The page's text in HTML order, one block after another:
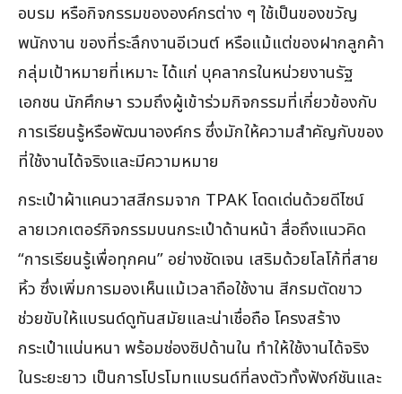
อบรม หรือกิจกรรมขององค์กรต่าง ๆ ใช้เป็นของขวัญ
พนักงาน ของที่ระลึกงานอีเวนต์ หรือแม้แต่ของฝากลูกค้า
กลุ่มเป้าหมายที่เหมาะ ได้แก่ บุคลากรในหน่วยงานรัฐ
เอกชน นักศึกษา รวมถึงผู้เข้าร่วมกิจกรรมที่เกี่ยวข้องกับ
การเรียนรู้หรือพัฒนาองค์กร ซึ่งมักให้ความสำคัญกับของ
ที่ใช้งานได้จริงและมีความหมาย
กระเป๋าผ้าแคนวาสสีกรมจาก TPAK โดดเด่นด้วยดีไซน์
ลายเวกเตอร์กิจกรรมบนกระเป๋าด้านหน้า สื่อถึงแนวคิด
“การเรียนรู้เพื่อทุกคน” อย่างชัดเจน เสริมด้วยโลโก้ที่สาย
หิ้ว ซึ่งเพิ่มการมองเห็นแม้เวลาถือใช้งาน สีกรมตัดขาว
ช่วยขับให้แบรนด์ดูทันสมัยและน่าเชื่อถือ โครงสร้าง
กระเป๋าแน่นหนา พร้อมช่องซิปด้านใน ทำให้ใช้งานได้จริง
ในระยะยาว เป็นการโปรโมทแบรนด์ที่ลงตัวทั้งฟังก์ชันและ